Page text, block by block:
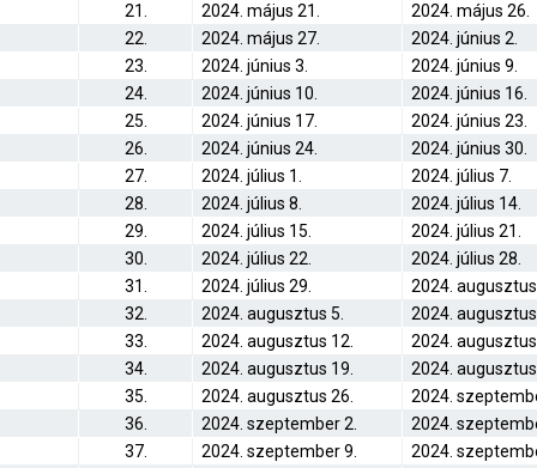
21.
2024. május 21.
2024. május 26.
22.
2024. május 27.
2024. június 2.
23.
2024. június 3.
2024. június 9.
24.
2024. június 10.
2024. június 16.
25.
2024. június 17.
2024. június 23.
26.
2024. június 24.
2024. június 30.
27.
2024. július 1.
2024. július 7.
28.
2024. július 8.
2024. július 14.
29.
2024. július 15.
2024. július 21.
30.
2024. július 22.
2024. július 28.
31.
2024. július 29.
2024.
32.
2024. augusztus 5.
2024.
33.
2024. augusztus 12.
2024.
34.
2024. augusztus 19.
2024.
35.
2024. augusztus 26.
2024.
36.
2024. szeptember 2.
2024.
37.
2024. szeptember 9.
2024.